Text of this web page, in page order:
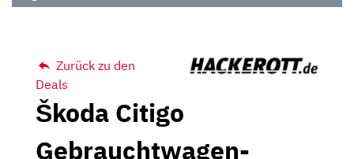
Zurück zu den
Deals
Škoda Citigo
Gebrauchtwagen-